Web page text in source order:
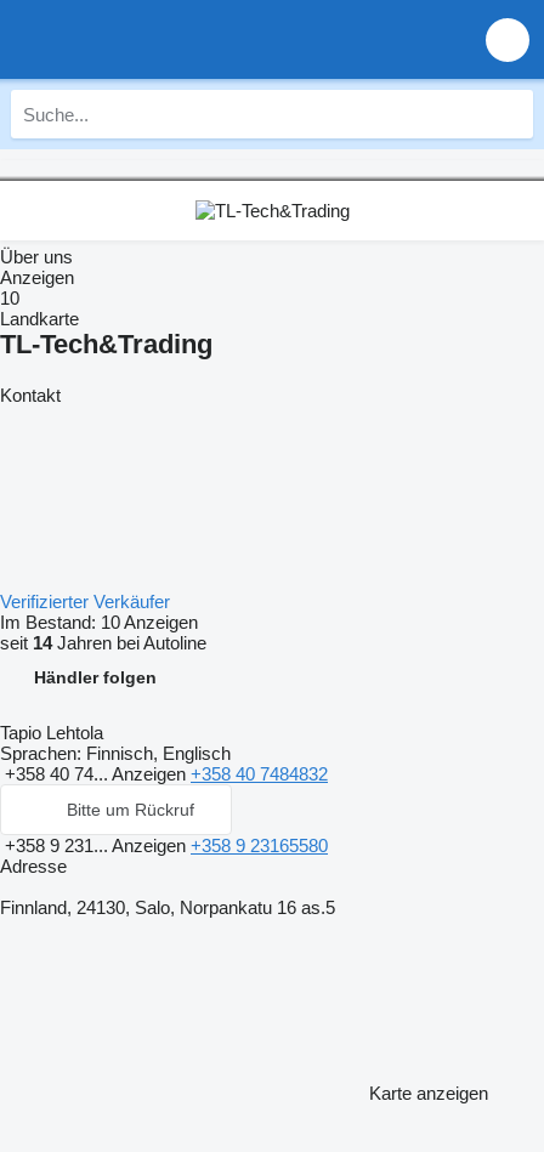
Über uns
Anzeigen
10
Landkarte
TL-Tech&Trading
Kontakt
Verifizierter Verkäufer
Im Bestand: 10 Anzeigen
seit 14Jahren bei Autoline
Händler folgen
Tapio Lehtola
Sprachen: Finnisch, Englisch
+358 40 74... Anzeigen +358 40 7484832
Bitte um Rückruf
+358 9 231... Anzeigen +358 9 23165580
Adresse
Finnland, 24130, Salo, Norpankatu 16 as.5
Karte anzeigen